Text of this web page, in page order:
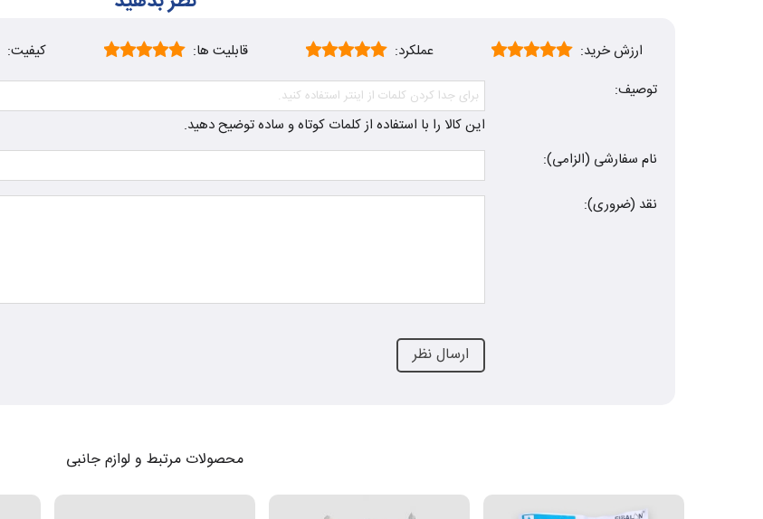
ارزش خرید: عملکرد: قابلیت ها:
کیفیت:
توصیف:
این کالا را با استفاده از کلمات کوتاه و ساده توضیح دهید.
نام سفارشی (الزامی):
نقد (ضروری):
محصولات مرتبط و لوازم جانبی